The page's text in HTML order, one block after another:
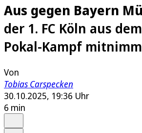
Aus gegen Bayern
der 1. FC Köln aus
Pokal-Kampf
Von
Tobias Carspecken
30.10.2025, 19:36 Uhr
6 min